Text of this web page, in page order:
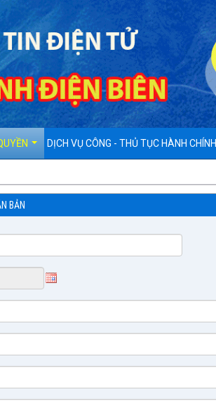
DỊCH VỤ CÔNG - THỦ TỤC HÀNH CHÍNH
BẢN